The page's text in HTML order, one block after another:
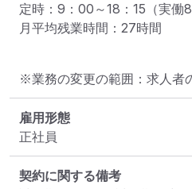
定時：9：00～18：15（実働8
月平均残業時間：27時間
※業務の変更の範囲：求人者
雇用形態
正社員
契約に関する備考